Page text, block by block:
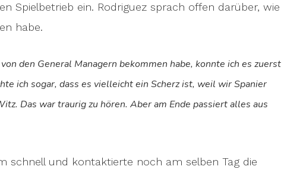
Spielbetrieb ein. Rodriguez sprach offen darüber, wie
habe.
den General Managern bekommen habe, konnte ich es zuerst
ich sogar, dass es vielleicht ein Scherz ist, weil wir Spanier
Das war traurig zu hören. Aber am Ende passiert alles aus
schnell und kontaktierte noch am selben Tag die